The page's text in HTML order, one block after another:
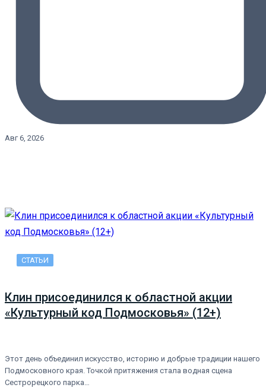
Авг 6, 2026
СТАТЬИ
Клин присоединился к областной акции
«Культурный код Подмосковья» (12+)
Этот день объединил искусство, историю и добрые традиции нашего
Подмосковного края. Точкой притяжения стала водная сцена
Сестрорецкого парка…